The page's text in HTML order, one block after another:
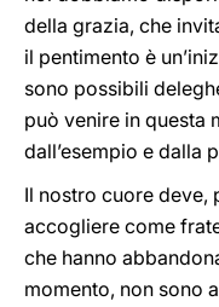
della grazia, che
il pentimento è
sono possibili
può venire in questa
dall’esempio e dalla
Il nostro cuore deve,
accogliere come
che hanno
momento, non sono